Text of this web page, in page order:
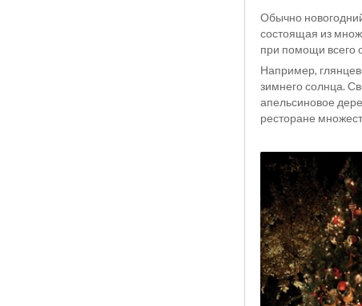
Обычно
состоящая из
при помощи всего
Например,
зимнего солнца.
апельсиновое
ресторане